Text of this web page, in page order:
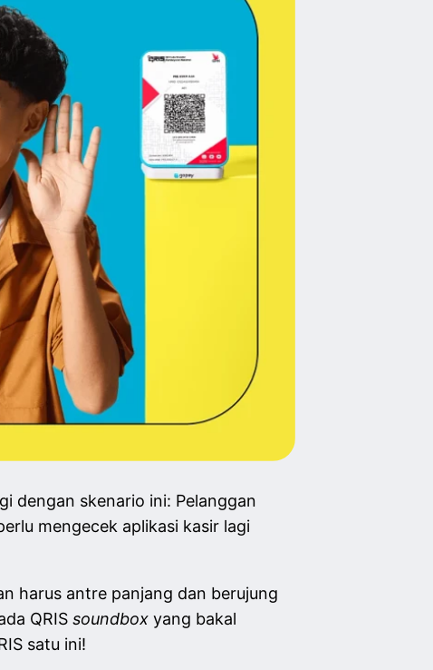
dengan skenario ini: Pelanggan
mengecek aplikasi kasir lagi
harus antre panjang dan berujung
QRIS soundbox yang bakal
satu ini!